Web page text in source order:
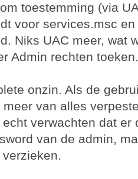
toestemming (via
voor services.msc
Niks UAC meer, wat
Admin rechten toeken.
onzin. Als de
van alles
verwachten dat er
van de admin,